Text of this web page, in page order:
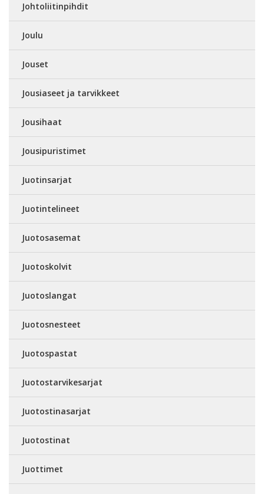
Johtoliitinpihdit
Joulu
Jouset
Jousiaseet ja tarvikkeet
Jousihaat
Jousipuristimet
Juotinsarjat
Juotintelineet
Juotosasemat
Juotoskolvit
Juotoslangat
Juotosnesteet
Juotospastat
Juotostarvikesarjat
Juotostinasarjat
Juotostinat
Juottimet